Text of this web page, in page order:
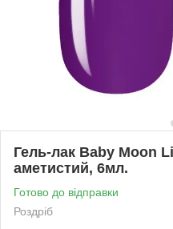
Гель-лак Baby Moon
аметистий, 6мл.
Готово до відправки
Роздріб